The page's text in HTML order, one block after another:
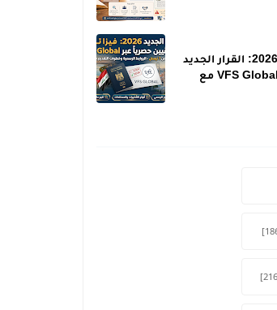
فيزا تركيا للعراقيين 2026: القرار الجديد
والتقديم حصريًا عبر VFS Global مع